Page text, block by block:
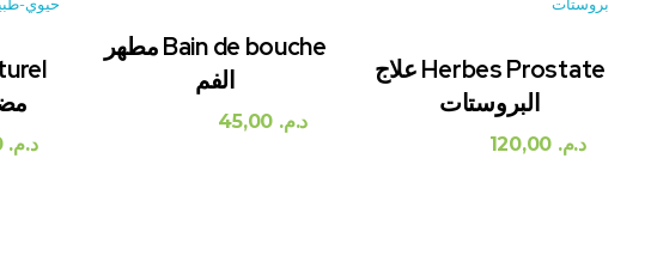
Herbes Prostate علاج
البروستات
د.م.
Bain de bouche مطهر
الفم
د.م.
د.م. 180,00